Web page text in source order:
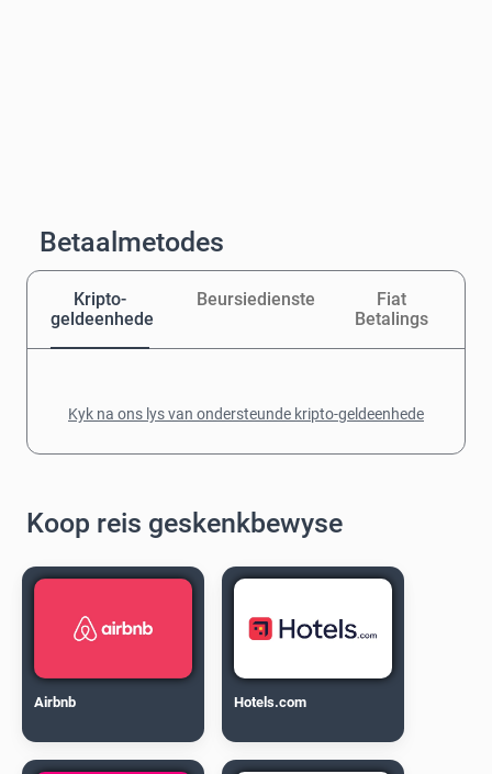
Betaalmetodes
Kripto-
geldeenhede
Beursiedienste
Fiat
Betalings
Kyk na ons lys van ondersteunde kripto-geldeenhede
Koop reis geskenkbewyse
Airbnb Hotels.com